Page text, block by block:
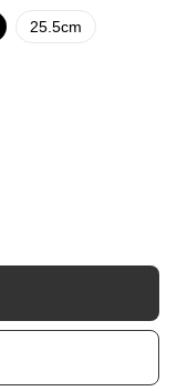
25.5cm